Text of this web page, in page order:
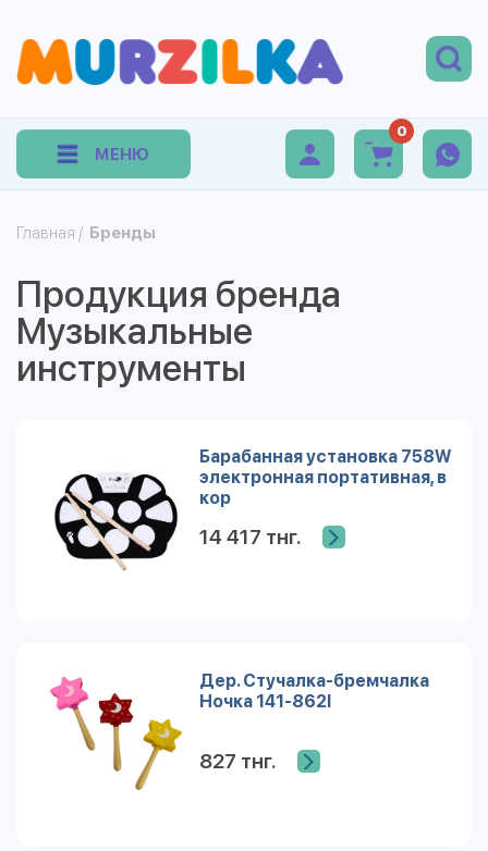
МЕНЮ
0
Главная / Бренды
Продукция бренда
Музыкальные
инструменты
Барабанная установка 758W
электронная портативная, в
кор
14 417 тнг.
Дер. Стучалка-бремчалка
Ночка 141-862I
827 тнг.